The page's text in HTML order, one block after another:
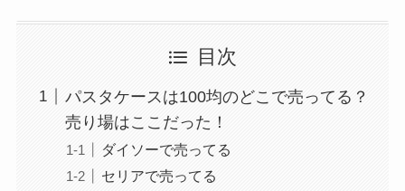
目次
パスタケースは100均のどこで売ってる？
売り場はここだった！
ダイソーで売ってる
セリアで売ってる